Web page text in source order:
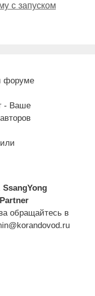
с запуском
форуме
- Ваше
SsangYong
обращайтесь в